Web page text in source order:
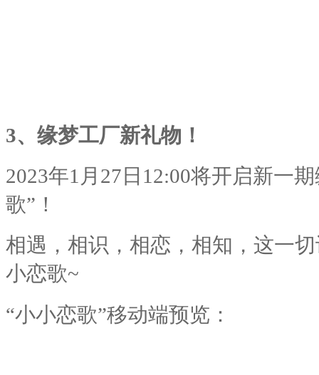
3、 缘梦工厂新礼物！
2023年1 月 27 日 12:00将开启新一
歌”！
相遇，相识，相恋，相知，这一
小恋歌~
“小小恋歌”移动端预览：